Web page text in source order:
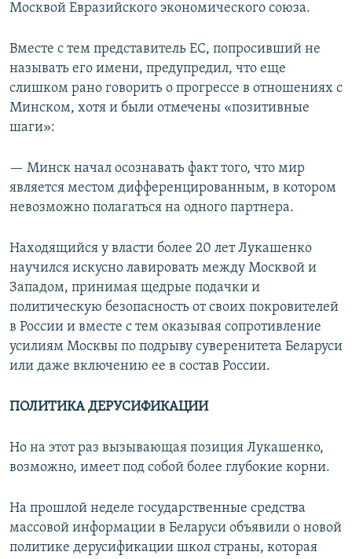
Москвой Евразийского экономического союза.
Вместе с тем представитель ЕС, попросивший не
называть его имени, предупредил, что еще
слишком рано говорить о прогрессе в отношениях с
Минском, хотя и были отмечены «позитивные
шаги»:
— Минск начал осознавать факт того, что мир
является местом дифференцированным, в котором
невозможно полагаться на одного партнера.
Находящийся у власти более 20 лет Лукашенко
научился искусно лавировать между Москвой и
Западом, принимая щедрые подачки и
политическую безопасность от своих покровителей
в России и вместе с тем оказывая сопротивление
усилиям Москвы по подрыву суверенитета Беларуси
или даже включению ее в состав России.
ПОЛИТИКА ДЕРУСИФИКАЦИИ
Но на этот раз вызывающая позиция Лукашенко,
возможно, имеет под собой более глубокие корни.
На прошлой неделе государственные средства
массовой информации в Беларуси объявили о новой
политике дерусификации школ страны, которая